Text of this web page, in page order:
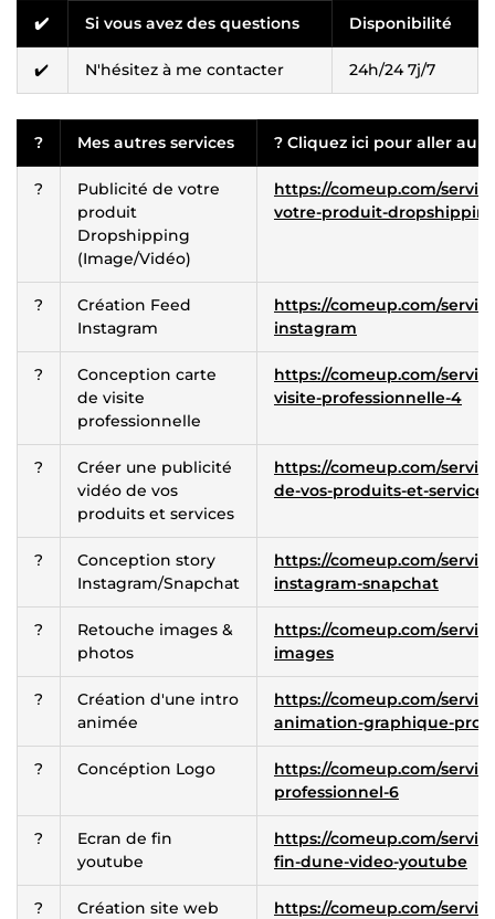
✔️ Si vous avez des questions Disponibilité
✔️ N'hésitez à me contacter 24h/24 7j/7
? Mes autres services ? Cliquez ici pour aller au
?
Publicité de votre
produit
Dropshipping
(Image/Vidéo)
https://comeup.com/
votre-produit-
?
Création Feed
Instagram
https://comeup.com/
instagram
?
Conception carte
de visite
professionnelle
https://comeup.com/
visite-professionnelle-4
?
Créer une publicité
vidéo de vos
produits et services
https://comeup.com/
de-vos-produits-et-services
?
Conception story
Instagram/Snapchat
https://comeup.com/
instagram-snapchat
?
Retouche images &
photos
https://comeup.com/
images
?
Création d'une intro
animée
https://comeup.com/
animation-graphique-pro
? Concéption Logo
https://comeup.com/
professionnel-6
?
Ecran de fin
youtube
https://comeup.com/
fin-dune-video-youtube
? Création site web
https://comeup.com/